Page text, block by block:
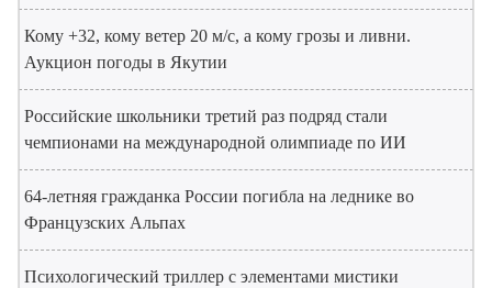
Кому +32, кому ветер 20 м/с, а кому грозы и ливни.
Аукцион погоды в Якутии
Российские школьники третий раз подряд стали
чемпионами на международной олимпиаде по ИИ
64-летняя гражданка России погибла на леднике во
Французских Альпах
Психологический триллер с элементами мистики